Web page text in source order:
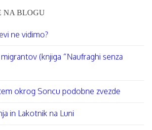
NA BLOGU
ne vidimo?
(knjiga “Naufraghi senza
okrog Soncu podobne zvezde⁠
in Lakotnik na Luni